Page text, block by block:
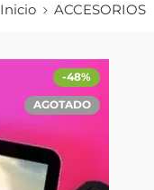
Inicio ACCESORIOS
-48%
AGOTADO